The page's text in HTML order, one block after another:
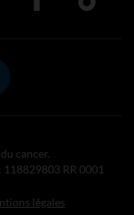
cancer.
RR 0001
légales